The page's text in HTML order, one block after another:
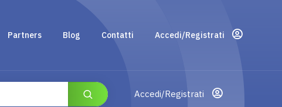
Partners Blog Contatti Accedi/Registrati
Accedi/Registrati